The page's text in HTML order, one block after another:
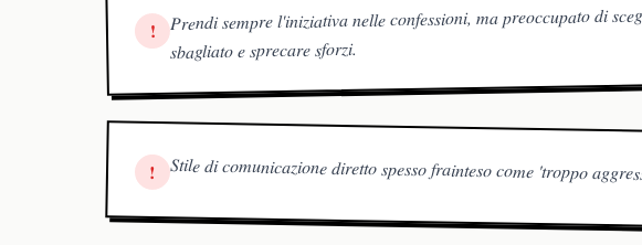
! Prendi sempre l'iniziativa nelle confessioni, ma preoccupato di
sbagliato e sprecare sforzi.
! Stile di comunicazione diretto spesso frainteso come 'troppo